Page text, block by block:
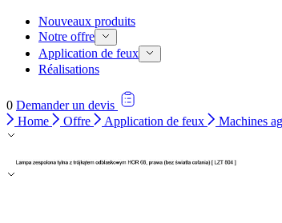
Nouveaux produits
Notre offre
Application de feux
Réalisations
0 Demander un devis
Home
Offre Application de feux Machines